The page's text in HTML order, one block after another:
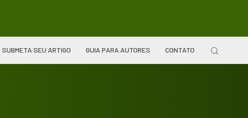
SUBMETA SEU ARTIGO GUIA PARA AUTORES CONTATO